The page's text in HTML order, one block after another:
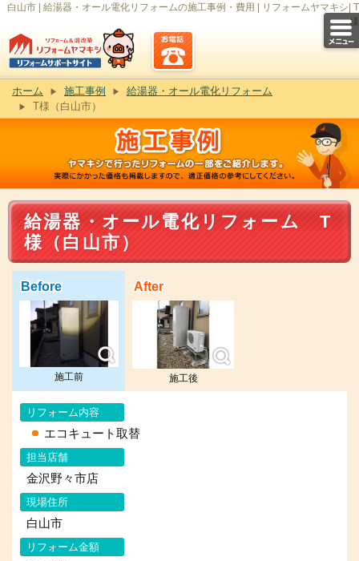
白山市 | 給湯器・オール電化リフォームの施工事例・費用 | リフォームヤマキシ| T
様
ホーム 施工事例
給湯器・オール電化リフォーム
T様（白山市）
給湯器・オール電化リフォーム T
様（白山市）
Before
施工前
After
施工後
リフォーム内容
エコキュート取替
担当店舗
金沢野々市店
現場住所
白山市
リフォーム金額